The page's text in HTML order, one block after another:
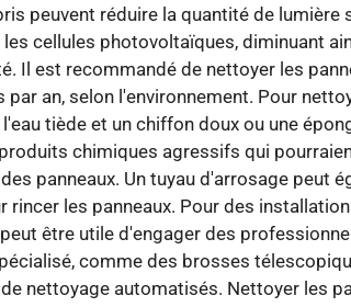
peuvent réduire la quantité de lumière
cellules photovoltaïques, diminuant
Il est recommandé de nettoyer les
par an, selon l'environnement. Pour
tiède et un chiffon doux ou une
chimiques agressifs qui
panneaux. Un tuyau d'arrosage peut
rincer les panneaux. Pour des
être utile d'engager des
comme des brosses
nettoyage automatisés. Nettoyer les